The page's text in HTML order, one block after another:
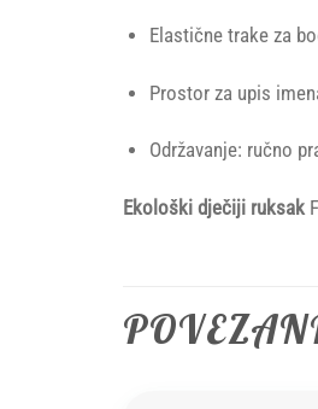
Elastične trake za
Prostor za upis
Održavanje: ručno
Ekološki dječiji ruksak